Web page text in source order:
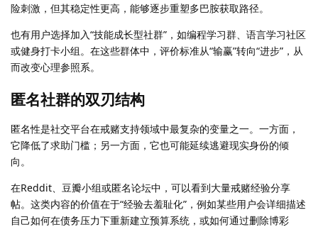
险刺激，但其稳定性更高，能够逐步重塑多巴胺获取路径。
也有用户选择加入“技能成长型社群”，如编程学习群、语言学习社区
或健身打卡小组。在这些群体中，评价标准从“输赢”转向“进步”，从
而改变心理参照系。
匿名社群的双刃结构
匿名性是社交平台在戒赌支持领域中最复杂的变量之一。一方面，
它降低了求助门槛；另一方面，它也可能延续逃避现实身份的倾
向。
在Reddit、豆瓣小组或匿名论坛中，可以看到大量戒赌经验分享
帖。这类内容的价值在于“经验去羞耻化”，例如某些用户会详细描述
自己如何在债务压力下重新建立预算系统，或如何通过删除博彩